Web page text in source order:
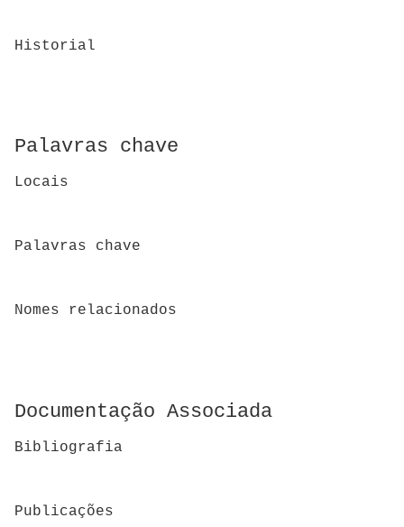
Historial
Palavras chave
Locais
Palavras chave
Nomes relacionados
Documentação Associada
Bibliografia
Publicações